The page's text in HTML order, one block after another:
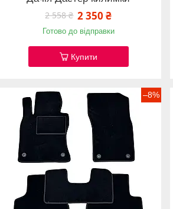
2 558 ₴ 2 350 ₴
Готово до відправки
Купити
–8%